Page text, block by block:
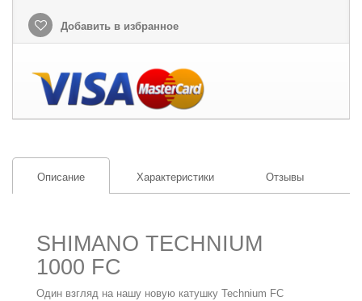
Добавить в избранное
Описание Характеристики Отзывы
SHIMANO TECHNIUM
1000 FC
Один взгляд на нашу новую катушку Technium FC